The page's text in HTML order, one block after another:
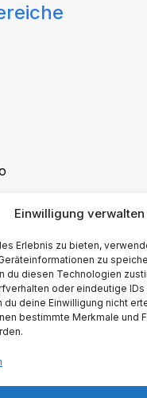
Einwilligung verwalten
Erlebnis zu bieten,
zu
du diesen Technologien
oder eindeutige
du deine Einwilligung nicht
bestimmte Merkmale und
Registrierung